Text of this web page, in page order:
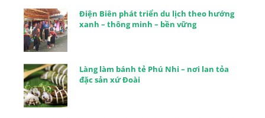
Điện Biên phát triển du lịch theo hướng
xanh – thông minh – bền vững
Làng làm bánh tẻ Phú Nhi – nơi lan tỏa
đặc sản xứ Đoài